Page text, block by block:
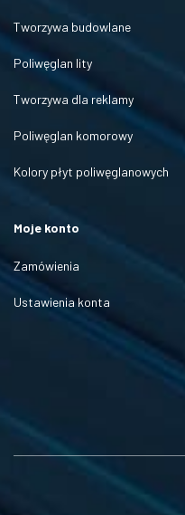
Tworzywa budowlane
Poliwęglan lity
Tworzywa dla reklamy
Poliwęglan komorowy
Kolory płyt poliwęglanowych
Moje konto
Zamówienia
Ustawienia konta